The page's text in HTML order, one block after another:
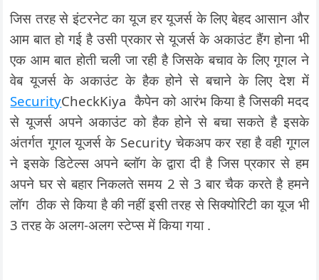
जिस तरह से इंटरनेट का यूज हर यूजर्स के लिए बेहद आसान और
आम बात हो गई है उसी प्रकार से यूजर्स के अकाउंट हैंग होना भी
एक आम बात होती चली जा रही है जिसके बचाव के लिए गूगल ने
वेब यूजर्स के अकाउंट के हैक होने से बचाने के लिए देश में
SecurityCheckKiya कैपेन को आरंभ किया है जिसकी मदद
से यूजर्स अपने अकाउंट को हैक होने से बचा सकते है इसके
अंतर्गत गूगल यूजर्स के Security चेकअप कर रहा है वही गूगल
ने इसके डिटेल्स अपने ब्लॉग के द्वारा दी है जिस प्रकार से हम
अपने घर से बहार निकलते समय 2 से 3 बार चैक करते है हमने
लॉग ठीक से किया है की नहीं इसी तरह से सिक्योरिटी का यूज भी
3 तरह के अलग-अलग स्टेप्स में किया गया .